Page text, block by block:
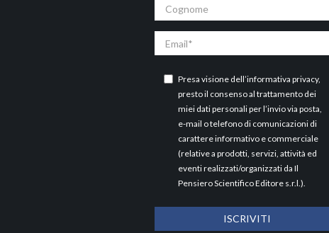
Presa visione dell’informativa privacy,
presto il consenso al trattamento dei
miei dati personali per l’invio via posta,
e-mail o telefono di comunicazioni di
carattere informativo e commerciale
(relative a prodotti, servizi, attività ed
eventi realizzati/organizzati da Il
Pensiero Scientifico Editore s.r.l.).
ISCRIVITI